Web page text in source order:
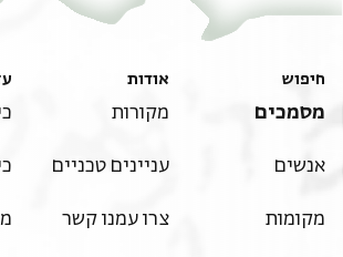
חיפוש
מסמכים
אנשים
מקומות
אודות
מקורות
עניינים טכניים
צרו עמנו קשר